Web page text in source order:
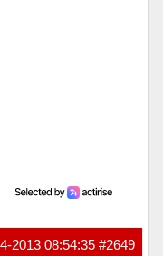
#2649
2013 08:54:35